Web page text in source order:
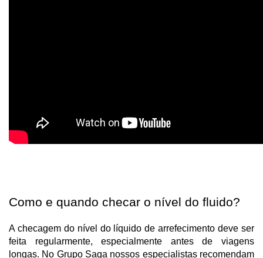
Como e quando checar o nível do fluido?
A checagem do nível do líquido de arrefecimento deve ser
feita regularmente, especialmente antes de viagens
longas. No Grupo Saga nossos especialistas recomendam